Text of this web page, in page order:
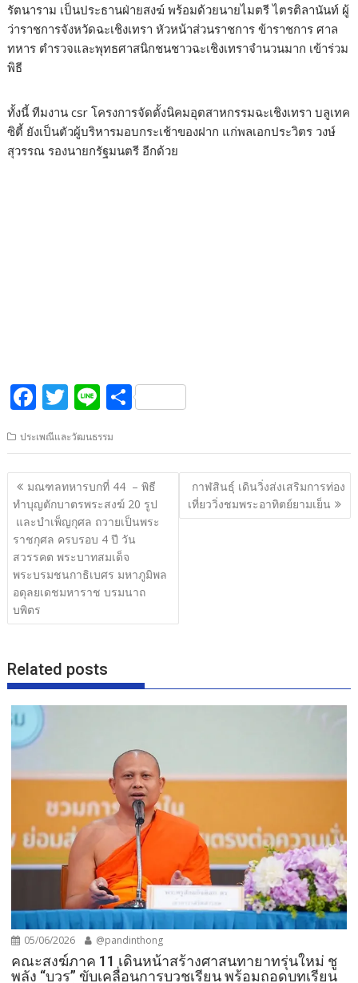
รัตนาราม เป็นประธานฝ่ายสงฆ์ พร้อมด้วยนายไมตรี ไตรติลานันท์ ผู้
ว่าราชการจังหวัดฉะเชิงเทรา หัวหน้าส่วนราชการ ข้าราชการ ศาล
ทหาร ตำรวจและพุทธศาสนิกชนชาวฉะเชิงเทราจำนวนมาก เข้าร่วม
พิธี
ทั้งนี้ ทีมงาน csr โครงการจัดตั้งนิคมอุตสาหกรรมฉะเชิงเทรา บลูเทค
ซิตี้ ยังเป็นตัวผู้บริหารมอบกระเช้าของฝาก แก่พลเอกประวิตร วงษ์
สุวรรณ รองนายกรัฐมนตรี อีกด้วย
F
ac
e
b
o
o
k
T
itt
er
Li
e
S
ar
e
ประเพณีและวัฒนธรรม
แนะแนว
เรื่อง
มณฑลทหารบกที่ 44 – พิธี
ทำบุญตักบาตรพระสงฆ์ 20 รูป
และบำเพ็ญกุศล ถวายเป็นพระ
ราชกุศล ครบรอบ 4 ปี วัน
สวรรคต พระบาทสมเด็จ
พระบรมชนกาธิเบศร มหาภูมิพล
อดุลยเดชมหาราช บรมนาถ
บพิตร
กาฬสินธุ์ เดินวิ่งส่งเสริมการท่อง
เที่ยววิ่งชมพระอาทิตย์ยามเย็น
Related posts
05/06/2026 @pandinthong
คณะสงฆ์ภาค 11 เดินหน้าสร้างศาสนทายาทรุ่นใหม่ ชู
พลัง “บวร” ขับเคลื่อนการบวชเรียน พร้อมถอดบทเรียน